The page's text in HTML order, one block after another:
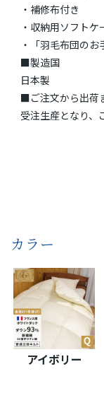
・補修布付き
・収納用ソフトケ
・「羽毛布団の
■製造国
日本製
■ご注文から出荷
受注生産となり、
カラー
アイボリー